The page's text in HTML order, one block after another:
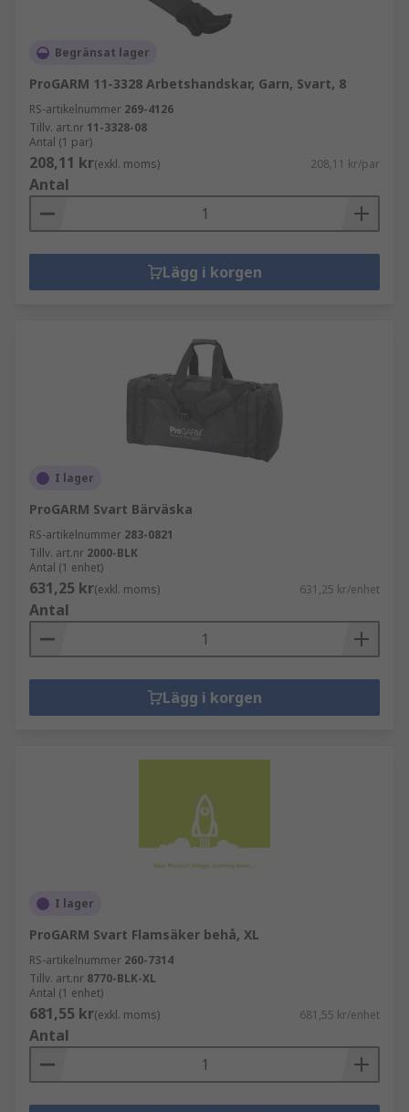
Begränsat lager
ProGARM 11-3328 Arbetshandskar, Garn, Svart, 8
RS-artikelnummer 269-4126
Tillv. art.nr 11-3328-08
Antal (1 par)
208,11 kr(exkl. moms) 208,11 kr/par
Antal
Lägg i korgen
I lager
ProGARM Svart Bärväska
RS-artikelnummer 283-0821
Tillv. art.nr 2000-BLK
Antal (1 enhet)
631,25 kr(exkl. moms) 631,25 kr/enhet
Antal
Lägg i korgen
I lager
ProGARM Svart Flamsäker behå, XL
RS-artikelnummer 260-7314
Tillv. art.nr 8770-BLK-XL
Antal (1 enhet)
681,55 kr(exkl. moms) 681,55 kr/enhet
Antal